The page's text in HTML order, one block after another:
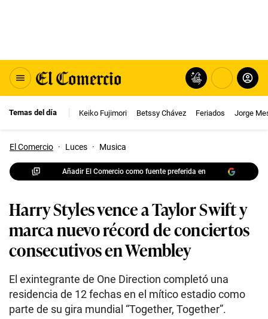
Temas del día Keiko Fujimori Betssy Chávez Feriados Jorge
El Comercio · Luces · Musica
Añadir El Comercio como fuente preferida en
Harry Styles vence a Taylor Swift y
marca nuevo récord de conciertos
consecutivos en Wembley
El exintegrante de One Direction completó una
residencia de 12 fechas en el mítico estadio como
parte de su gira mundial “Together, Together”.